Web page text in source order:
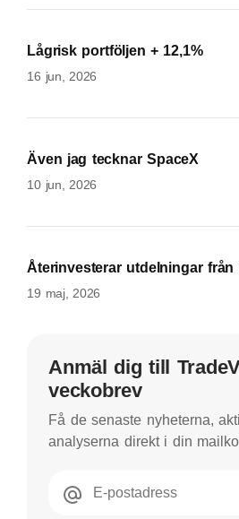
Lågrisk portföljen + 12,1%
16 jun, 2026
Även jag tecknar SpaceX
10 jun, 2026
Återinvesterar utdelningar från
19 maj, 2026
Anmäl dig till
veckobrev
Få de senaste nyheterna,
analyserna direkt i din
E-postadress